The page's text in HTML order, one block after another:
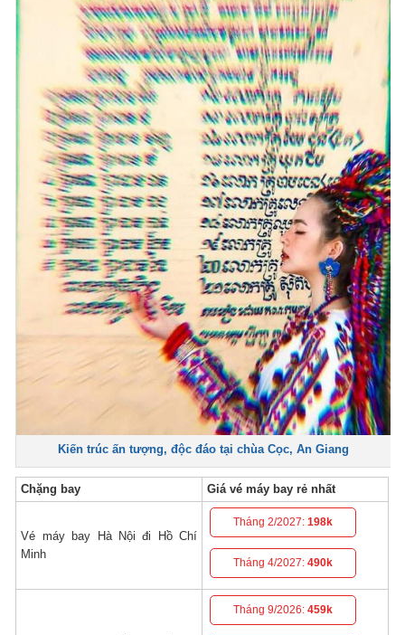
Kiến trúc ấn tượng, độc đáo tại chùa Cọc, An Giang
Chặng bay Giá vé máy bay rẻ nhất
Vé máy bay Hà Nội đi Hồ Chí
Minh
Tháng 2/2027:198k
Tháng 4/2027:490k
Tháng 9/2026:459k